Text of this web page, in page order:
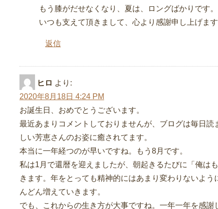
もう膝がだせなくなり、夏は、ロングばかりです。
いつも支えて頂きまして、心より感謝申し上げま
返信
ヒロ より:
2020年8月18日 4:24 PM
お誕生日、おめでとうございます。
最近あまりコメントしておりませんが、ブログは毎日
しい芳恵さんのお姿に癒されてます。
本当に一年経つのが早いですね。もう8月です。
私は1月で還暦を迎えましたが、朝起きるたびに「俺は
きます。年をとっても精神的にはあまり変わりないよ
んどん増えていきます。
でも、これからの生き方が大事ですね。一年一年を感